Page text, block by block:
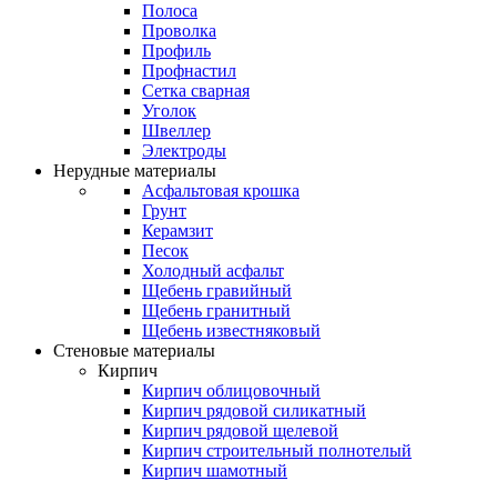
Полоса
Проволка
Профиль
Профнастил
Сетка сварная
Уголок
Швеллер
Электроды
Нерудные материалы
Асфальтовая крошка
Грунт
Керамзит
Песок
Холодный асфальт
Щебень гравийный
Щебень гранитный
Щебень известняковый
Стеновые материалы
Кирпич
Кирпич облицовочный
Кирпич рядовой силикатный
Кирпич рядовой щелевой
Кирпич строительный полнотелый
Кирпич шамотный